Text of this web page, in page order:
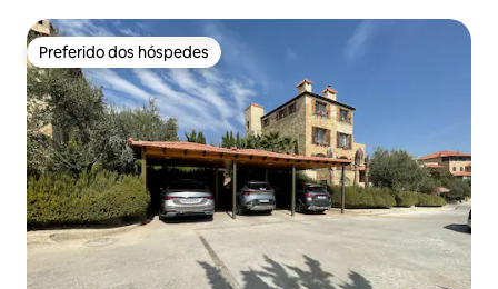
Preferido dos hóspedes
Preferido dos hóspedes